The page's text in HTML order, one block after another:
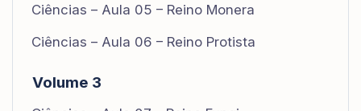
Ciências – Aula 05 – Reino Monera
Ciências – Aula 06 – Reino Protista
Volume 3